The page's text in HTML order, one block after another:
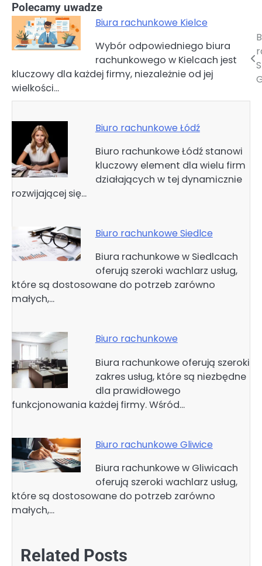
Polecamy uwadze
Biura rachunkowe Kielce
Wybór odpowiedniego biura
rachunkowego w Kielcach jest
kluczowy dla każdej firmy, niezależnie od jej
wielkości…
Biuro rachunkowe Łódź
Biuro rachunkowe Łódź stanowi
kluczowy element dla wielu firm
działających w tej dynamicznie
rozwijającej się…
Biuro rachunkowe Siedlce
Biura rachunkowe w Siedlcach
oferują szeroki wachlarz usług,
które są dostosowane do potrzeb zarówno
małych,…
Biuro rachunkowe
Biura rachunkowe oferują szeroki
zakres usług, które są niezbędne
dla prawidłowego
funkcjonowania każdej firmy. Wśród…
Biuro rachunkowe Gliwice
Biura rachunkowe w Gliwicach
oferują szeroki wachlarz usług,
które są dostosowane do potrzeb zarówno
małych,…
Nawigacja
Related Posts